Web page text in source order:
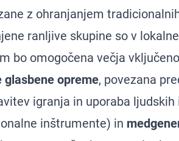
z ohranjanjem
ranljive skupine so v
bo omogočena večja
opreme, povezana
igranja in uporaba ljudskih
inštrumente) in